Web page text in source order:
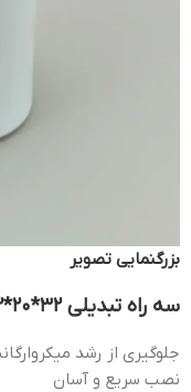
بزرگنمایی تصویر
سه راه تبدیلی 32*20*32 آذین
جلوگیری از رشد
نصب سریع و آسان